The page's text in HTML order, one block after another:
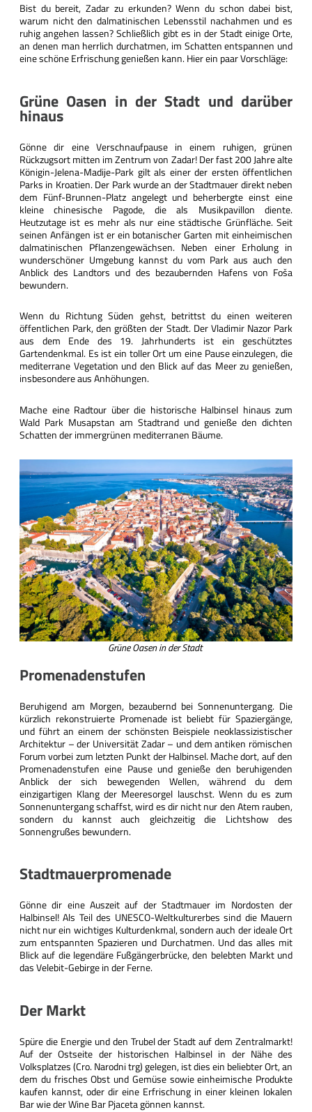
Bist du bereit, Zadar zu erkunden? Wenn du schon dabei bist,
warum nicht den dalmatinischen Lebensstil nachahmen und es
ruhig angehen lassen? Schließlich gibt es in der Stadt einige Orte,
an denen man herrlich durchatmen, im Schatten entspannen und
eine schöne Erfrischung genießen kann. Hier ein paar Vorschläge:
Grüne Oasen in der Stadt und darüber
hinaus
Gönne dir eine Verschnaufpause in einem ruhigen, grünen
Rückzugsort mitten im Zentrum von Zadar! Der fast 200 Jahre alte
Königin-Jelena-Madije-Park gilt als einer der ersten öffentlichen
Parks in Kroatien. Der Park wurde an der Stadtmauer direkt neben
dem Fünf-Brunnen-Platz angelegt und beherbergte einst eine
kleine chinesische Pagode, die als Musikpavillon diente.
Heutzutage ist es mehr als nur eine städtische Grünfläche. Seit
seinen Anfängen ist er ein botanischer Garten mit einheimischen
dalmatinischen Pflanzengewächsen. Neben einer Erholung in
wunderschöner Umgebung kannst du vom Park aus auch den
Anblick des Landtors und des bezaubernden Hafens von Foša
bewundern.
Wenn du Richtung Süden gehst, betrittst du einen weiteren
öffentlichen Park, den größten der Stadt. Der Vladimir Nazor Park
aus dem Ende des 19. Jahrhunderts ist ein geschütztes
Gartendenkmal. Es ist ein toller Ort um eine Pause einzulegen, die
mediterrane Vegetation und den Blick auf das Meer zu genießen,
insbesondere aus Anhöhungen.
Mache eine Radtour über die historische Halbinsel hinaus zum
Wald Park Musapstan am Stadtrand und genieße den dichten
Schatten der immergrünen mediterranen Bäume.
Grüne Oasen in der Stadt
Promenadenstufen
Beruhigend am Morgen, bezaubernd bei Sonnenuntergang. Die
kürzlich rekonstruierte Promenade ist beliebt für Spaziergänge,
und führt an einem der schönsten Beispiele neoklassizistischer
Architektur – der Universität Zadar – und dem antiken römischen
Forum vorbei zum letzten Punkt der Halbinsel. Mache dort, auf den
Promenadenstufen eine Pause und genieße den beruhigenden
Anblick der sich bewegenden Wellen, während du dem
einzigartigen Klang der Meeresorgel lauschst. Wenn du es zum
Sonnenuntergang schaffst, wird es dir nicht nur den Atem rauben,
sondern du kannst auch gleichzeitig die Lichtshow des
Sonnengrußes bewundern.
Stadtmauerpromenade
Gönne dir eine Auszeit auf der Stadtmauer im Nordosten der
Halbinsel! Als Teil des UNESCO-Weltkulturerbes sind die Mauern
nicht nur ein wichtiges Kulturdenkmal, sondern auch der ideale Ort
zum entspannten Spazieren und Durchatmen. Und das alles mit
Blick auf die legendäre Fußgängerbrücke, den belebten Markt und
das Velebit-Gebirge in der Ferne.
Der Markt
Spüre die Energie und den Trubel der Stadt auf dem Zentralmarkt!
Auf der Ostseite der historischen Halbinsel in der Nähe des
Volksplatzes (Cro. Narodni trg) gelegen, ist dies ein beliebter Ort, an
dem du frisches Obst und Gemüse sowie einheimische Produkte
kaufen kannst, oder dir eine Erfrischung in einer kleinen lokalen
Bar wie der Wine Bar Pjaceta gönnen kannst.